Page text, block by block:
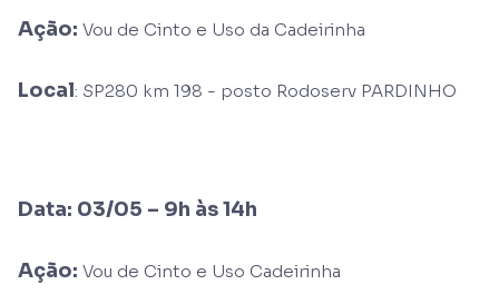
Ação: Vou de Cinto e Uso da Cadeirinha
Local: SP280 km 198 - posto Rodoserv PARDINHO
Data: 03/05 – 9h às 14h
Ação: Vou de Cinto e Uso Cadeirinha